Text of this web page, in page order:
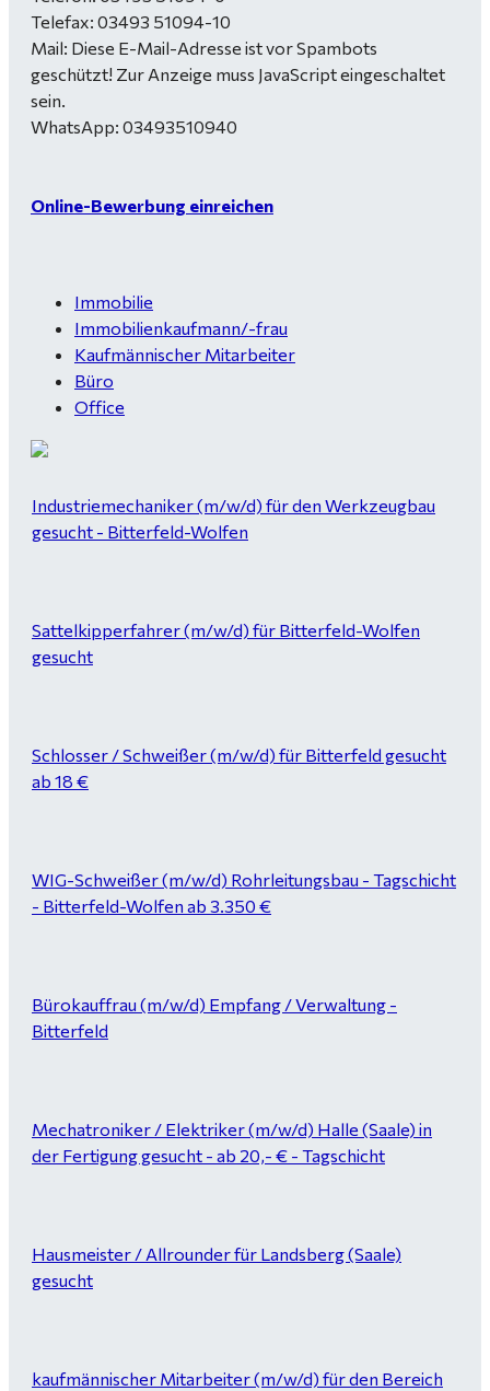
Telefax: 03493 51094-10
Mail: Diese E-Mail-Adresse ist vor Spambots
geschützt! Zur Anzeige muss JavaScript eingeschaltet
sein.
WhatsApp: 03493510940
Online-Bewerbung einreichen
Immobilie
Immobilienkaufmann/-frau
Kaufmännischer Mitarbeiter
Büro
Office
Industriemechaniker (m/w/d) für den Werkzeugbau
gesucht - Bitterfeld-Wolfen
Sattelkipperfahrer (m/w/d) für Bitterfeld-Wolfen
gesucht
Schlosser / Schweißer (m/w/d) für Bitterfeld gesucht
ab 18 €
WIG-Schweißer (m/w/d) Rohrleitungsbau - Tagschicht
- Bitterfeld-Wolfen ab 3.350 €
Bürokauffrau (m/w/d) Empfang / Verwaltung -
Bitterfeld
Mechatroniker / Elektriker (m/w/d) Halle (Saale) in
der Fertigung gesucht - ab 20,- € - Tagschicht
Hausmeister / Allrounder für Landsberg (Saale)
gesucht
kaufmännischer Mitarbeiter (m/w/d) für den Bereich